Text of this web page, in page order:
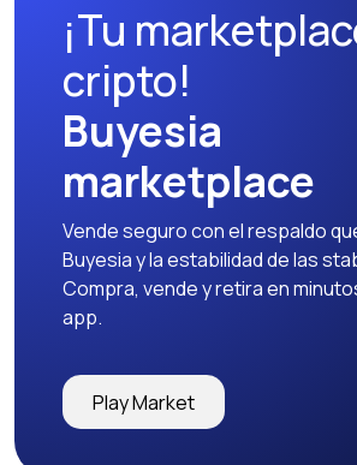
Muebles de jardín
Textiles y alfombras
¡Tu
cripto!
Buyesia
marketplace
Vende seguro con el respaldo
Buyesia y la estabilidad de las
Compra, vende y retira en
app.
Play Market